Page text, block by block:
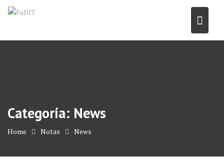
Skip
Categoría: News
Home Notas News